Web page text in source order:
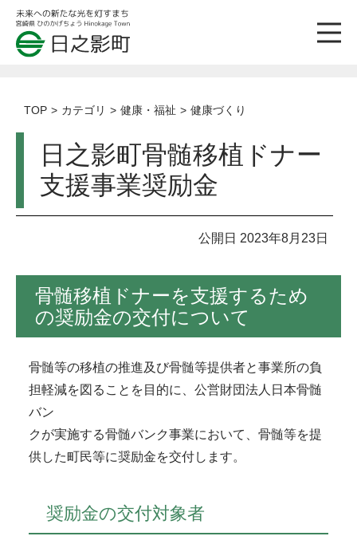
TOP カテゴリ 健康・福祉 健康づくり
日之影町骨髄移植ドナー
支援事業奨励金
公開日 2023年8月23日
骨髄移植ドナーを支援するため
の奨励金の交付について
骨髄等の移植の推進及び骨髄等提供者と事業所の負
担軽減を図ることを目的に、公営財団法人日本骨髄
バン
クが実施する骨髄バンク事業において、骨髄等を提
供した町民等に奨励金を交付します。
奨励金の交付対象者